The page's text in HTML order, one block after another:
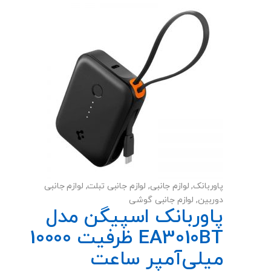
صفحه
محصول
انتخاب
پاوربانک, لوازم جانبی, لوازم جانبی تبلت, لوازم جانبی
دوربین, لوازم جانبی گوشی
پاوربانک اسپیگن مدل
EA3010BT ظرفیت 10000
میلی‌آمپر ساعت